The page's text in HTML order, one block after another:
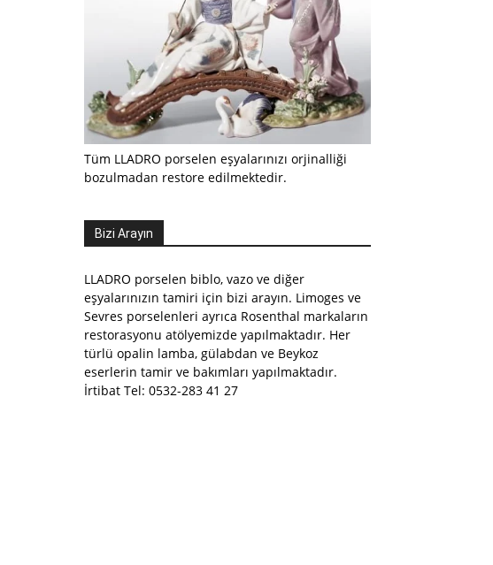
Tüm LLADRO porselen eşyalarınızı orjinalliği
bozulmadan restore edilmektedir.
Bizi Arayın
LLADRO porselen biblo, vazo ve diğer
eşyalarınızın tamiri için bizi arayın. Limoges ve
Sevres porselenleri ayrıca Rosenthal markaların
restorasyonu atölyemizde yapılmaktadır. Her
türlü opalin lamba, gülabdan ve Beykoz
eserlerin tamir ve bakımları yapılmaktadır.
İrtibat Tel: 0532-283 41 27